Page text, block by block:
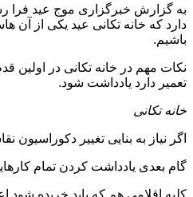
به گزارش خبرگزاری موج عید فرا
دارد که خانه تکانی عید یکی از آن
باشیم.
نکات مهم در خانه تکانی در اولین
تعمیر دارد یادداشت شود.
خانه تکانی
اگر نیاز به بنایی تغییر
گام بعدی یادداشت کردن تمام
کلیه اقلامی هم که باید خریده شود